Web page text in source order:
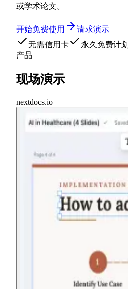
或学术论文。
开始免费使用
请求演示
无需信用卡
永久免费计划
产品
现场演示
nextdocs.io